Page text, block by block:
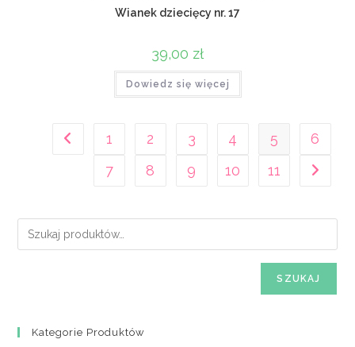
Wianek dziecięcy nr. 17
39,00 zł
Dowiedz się więcej
1 2 3 4 5
6
7
8 9 10 11
SZUKAJ
Kategorie Produktów